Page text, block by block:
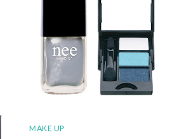
MAKE UP